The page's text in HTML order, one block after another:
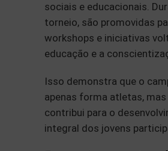
sociais e educacionais.
torneio, são promovidas
workshops e iniciativas
educação e a
Isso demonstra que o
apenas forma atletas,
contribui para o
integral dos jovens